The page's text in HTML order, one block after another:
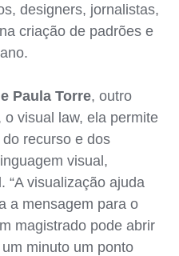
designers, jornalistas,
criação de padrões e
Paula Torre, outro
visual law, ela permite
recurso e dos
visual,
“A visualização ajuda
a mensagem para o
magistrado pode abrir
minuto um ponto